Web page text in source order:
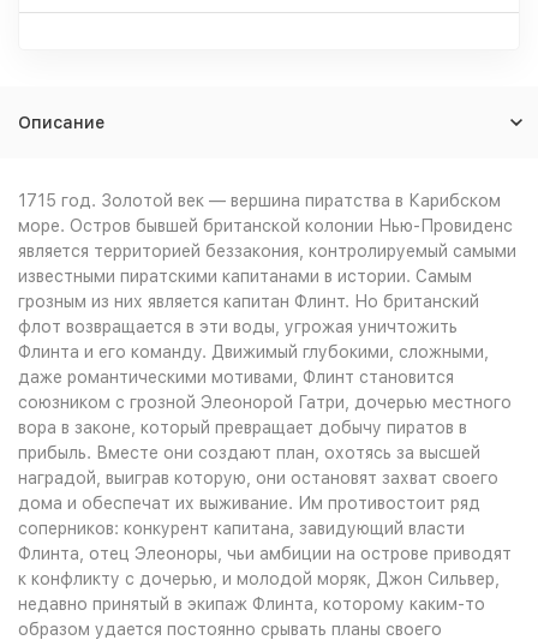
Описание
1715 год. Золотой век — вершина пиратства в Карибском
море. Остров бывшей британской колонии Нью-Провиденс
является территорией беззакония, контролируемый самыми
известными пиратскими капитанами в истории. Самым
грозным из них является капитан Флинт. Но британский
флот возвращается в эти воды, угрожая уничтожить
Флинта и его команду. Движимый глубокими, сложными,
даже романтическими мотивами, Флинт становится
союзником с грозной Элеонорой Гатри, дочерью местного
вора в законе, который превращает добычу пиратов в
прибыль. Вместе они создают план, охотясь за высшей
наградой, выиграв которую, они остановят захват своего
дома и обеспечат их выживание. Им противостоит ряд
соперников: конкурент капитана, завидующий власти
Флинта, отец Элеоноры, чьи амбиции на острове приводят
к конфликту с дочерью, и молодой моряк, Джон Сильвер,
недавно принятый в экипаж Флинта, которому каким-то
образом удается постоянно срывать планы своего